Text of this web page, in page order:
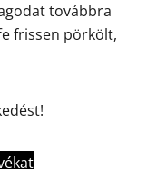
továbbra
frissen pörkölt,